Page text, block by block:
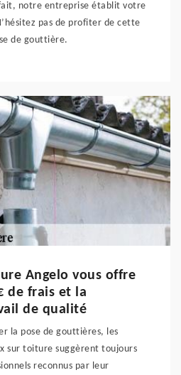
notre entreprise établit votre
pas de profiter de cette
de gouttière.
Angelo vous offre
de frais et la
de qualité
la pose de gouttières, les
sur toiture suggèrent toujours
reconnus par leur